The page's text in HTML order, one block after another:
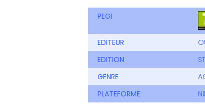
PEGI
EDITEUR
EDITION
GENRE
PLATEFORME